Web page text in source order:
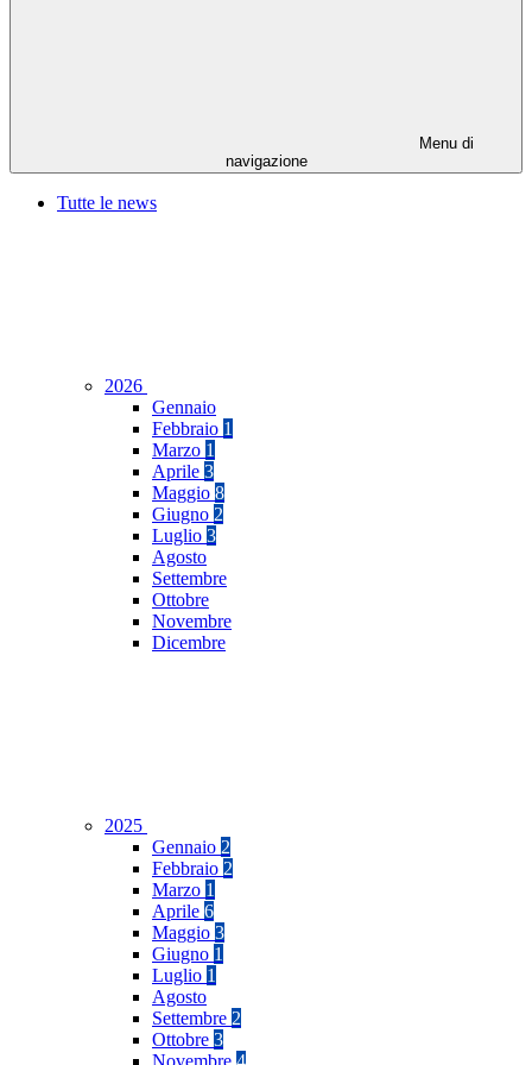
Menu di
navigazione
Tutte le news
2026
Gennaio
Febbraio 1
Marzo 1
Aprile 3
Maggio 8
Giugno 2
Luglio 3
Agosto
Settembre
Ottobre
Novembre
Dicembre
2025
Gennaio 2
Febbraio 2
Marzo 1
Aprile 6
Maggio 3
Giugno 1
Luglio 1
Agosto
Settembre 2
Ottobre 3